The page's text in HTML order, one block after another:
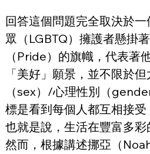
回答這個問題完全取決於
眾（LGBTQ）擁護者懸掛
（Pride）的旗幟，代表著
「美好」願景，並不限於
（sex）/心理性別（
標是看到每個人都互相接
也就是說，生活在豐富多彩
然而，根據講述挪亞（